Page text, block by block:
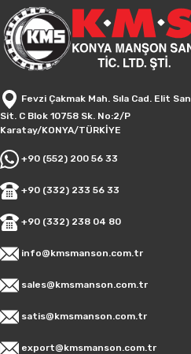
Fevzi Çakmak Mah. Sıla Cad. Elit San.
Sit. C Blok 10758 Sk. No:2/P
Karatay/KONYA/TÜRKİYE
+90 (552) 200 56 33
+90 (332) 233 56 33
+90 (332) 238 04 80
info@kmsmanson.com.tr
sales@kmsmanson.com.tr
satis@kmsmanson.com.tr
export@kmsmanson.com.tr